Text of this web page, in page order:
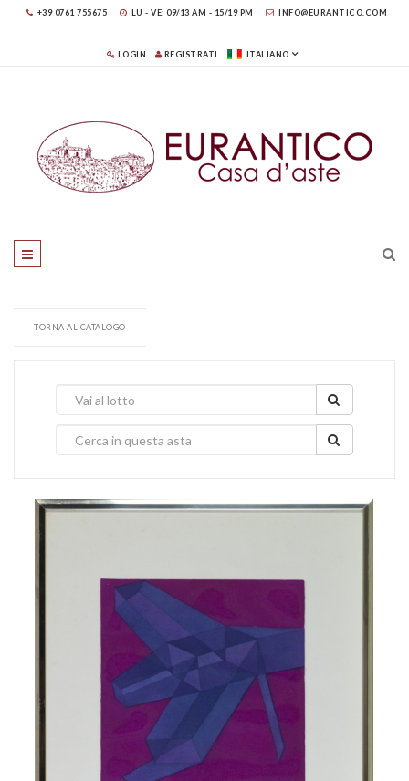
+39 0761 755675 LU - VE: 09/13 AM - 15/19 PM INFO@EURANTICO.COM
LOGIN REGISTRATI ITALIANO
TORNA AL CATALOGO